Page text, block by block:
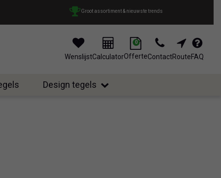
Groot assortiment & nieuwste trends
WenslijstCalculator
0
OfferteContactRouteFAQ
Design tegels